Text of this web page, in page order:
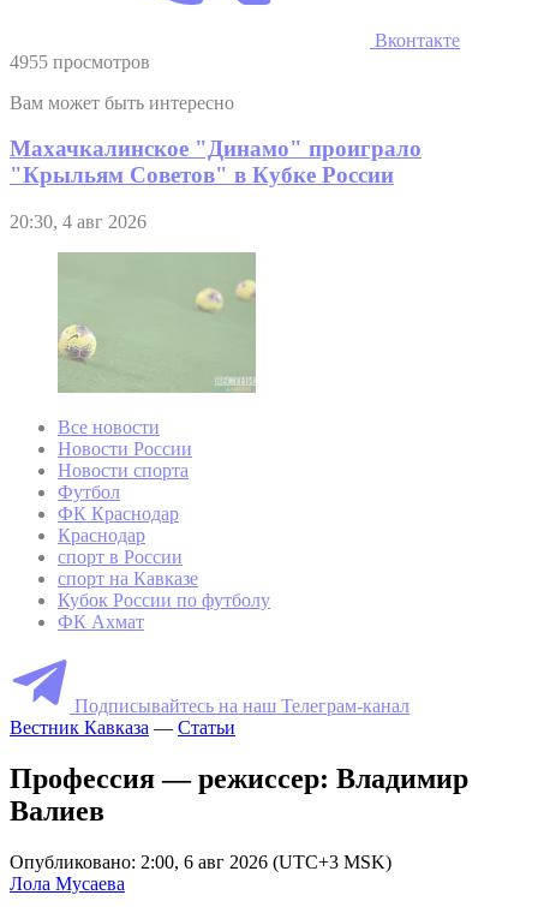
Вконтакте
4955 просмотров
Вам может быть интересно
Махачкалинское "Динамо" проиграло
"Крыльям Советов" в Кубке России
20:30, 4 авг 2026
Все новости
Новости России
Новости спорта
Футбол
ФК Краснодар
Краснодар
спорт в России
спорт на Кавказе
Кубок России по футболу
ФК Ахмат
Подписывайтесь на наш Телеграм-канал
Вестник Кавказа — Статьи
Профессия — режиссер: Владимир
Валиев
Опубликовано: 2:00, 6 авг 2026 (UTC+3 MSK)
Лола Мусаева